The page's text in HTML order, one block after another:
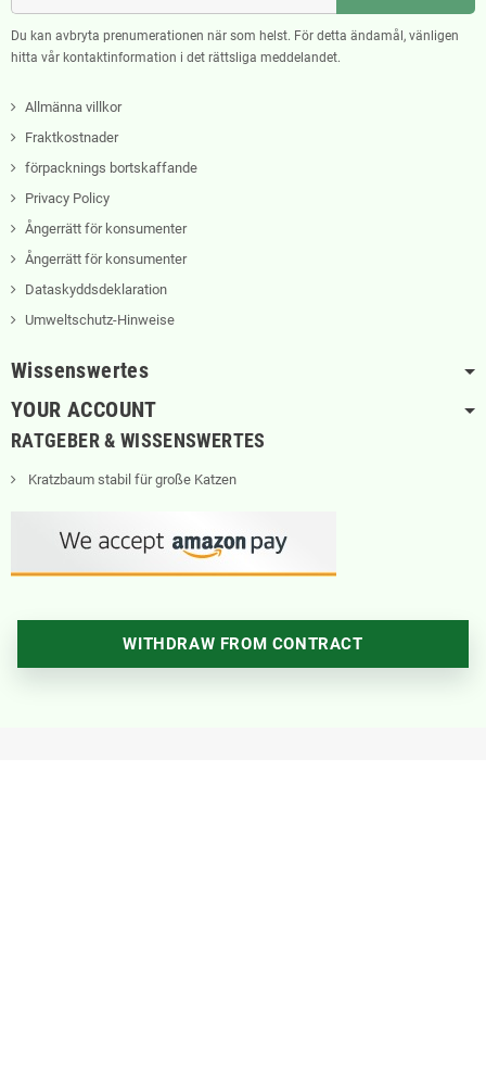
Du kan avbryta prenumerationen när som helst. För detta ändamål, vänligen
hitta vår kontaktinformation i det rättsliga meddelandet.
Allmänna villkor
Fraktkostnader
förpacknings bortskaffande
Privacy Policy
Ångerrätt för konsumenter
Ångerrätt för konsumenter
Dataskyddsdeklaration
Umweltschutz-Hinweise
Wissenswertes
YOUR ACCOUNT
RATGEBER & WISSENSWERTES
Kratzbaum stabil für große Katzen
WITHDRAW FROM CONTRACT